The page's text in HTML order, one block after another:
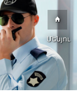
Մենյու